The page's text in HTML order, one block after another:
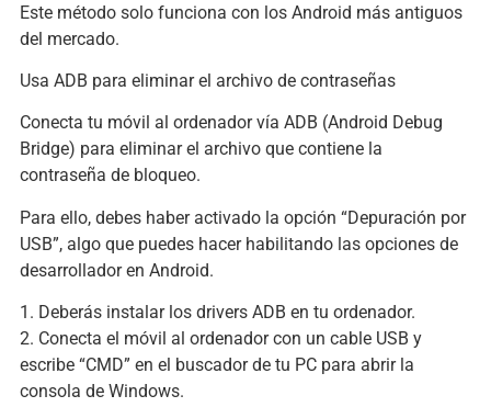
Este método solo funciona con los Android más antiguos
del mercado.
Usa ADB para eliminar el archivo de contraseñas
Conecta tu móvil al ordenador vía ADB (Android Debug
Bridge) para eliminar el archivo que contiene la
contraseña de bloqueo.
Para ello, debes haber activado la opción “Depuración por
USB”, algo que puedes hacer habilitando las opciones de
desarrollador en Android.
1. Deberás instalar los drivers ADB en tu ordenador.
2. Conecta el móvil al ordenador con un cable USB y
escribe “CMD” en el buscador de tu PC para abrir la
consola de Windows.